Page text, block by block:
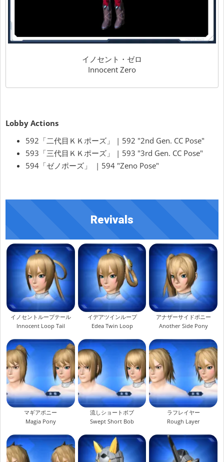
イノセント・ゼロ
Innocent Zero
Lobby Actions
592「二代目ＫＫポーズ」 | 592 "2nd Gen. CC Pose"
593「三代目ＫＫポーズ」 | 593 "3rd Gen. CC Pose"
594「ゼノポーズ」 | 594 "Zeno Pose"
Revivals
イノセントループテール
Innocent Loop Tail
イデアツインループ
Edea Twin Loop
アナザーサイドポニー
Another Side Pony
マギアポニー
Magia Pony
流しショートボブ
Swept Short Bob
ラフレイヤー
Rough Layer